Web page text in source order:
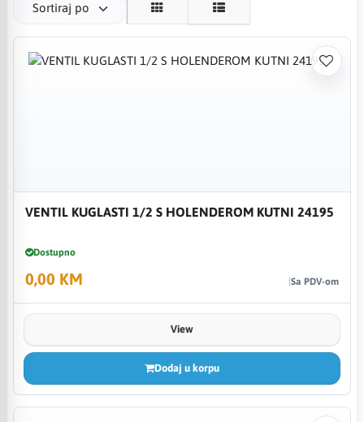
Sortiraj po
VENTIL KUGLASTI 1/2 S HOLENDEROM KUTNI 24195
Dostupno
0,00 KM Sa PDV-om
View
Dodaj u korpu